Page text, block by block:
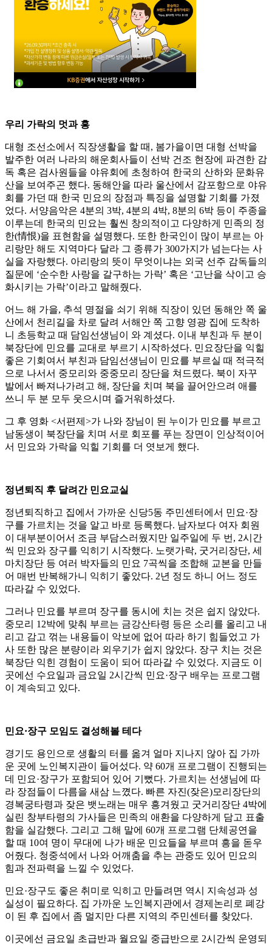
우리 가락의 멋과 흥
대형 조선소에서 직장생활을 할 때, 봄가을이면 대형 선박을
발주한 여러 나라의 해운회사들이 선박 건조 현장에 파견한 감
독 혹은 검사원들을 야유회에 초청하여 한국의 산하와 문화유
산을 보여주곤 했다. 동해안을 따라 울산에서 감포항으로 야유
회를 가던 때 한국 민요의 장점과 특징을 설명할 기회를 가졌
었다. 서양음악은 4분의 3박, 4분의 4박, 8분의 6박 등이 주종을
이루는데 한국의 민요는 훨씬 창의적이고 다양하게 민족의 정
한(情恨)을 표현함을 설명했다. 또한 한국인이 많이 부르는 아
리랑만 해도 지역마다 달라 그 종류가 300가지가 넘는다는 사
실을 자랑했다. 아리랑의 뜻이 무엇이냐는 외국 선주 감독들의
질문에 ‘순수한 사랑을 갈구하는 가락’ 혹은 ‘고난을 삭이고 승
화시키는 가락’이라고 말해줬다.
어느 해 가을, 추석 명절을 쇠기 위해 직장이 있던 동해안 쪽 울
산에서 천리길을 차로 달려 서해안 쪽 고향 영광 집에 도착하
니 초등학교 때 담임선생님이 와 계셨다. 이내 부친과 두 분이
북장단에 민요를 교대로 부르기 시작하셨다. 민요장단을 익힐
좋은 기회여서 부친과 담임선생님이 민요를 부르실 때 적극적
으로 나서서 중모리와 중중모리 장단을 쳐드렸다. 북이 자꾸
발에서 빠져나가려고 해, 장단을 치며 북을 끌어안으려 애를
쓰니 두 분 모두 웃으시며 즐거워하셨다.
그 후 영화 <서편제>가 나와 장님이 된 누이가 민요를 부르고
남동생이 북장단을 치며 서로 회포를 푸는 장면이 인상적이어
서 민요와 가락을 익힐 기회를 더 엿보게 했다.
정년퇴직 후 달려간 민요교실
정년퇴직하고 집에서 가까운 신당5동 주민센터에서 민요·장
구를 가르치는 것을 알고 바로 등록했다. 남자보다 여자 회원
이 대부분이어서 조금 부담스러웠지만 일주일에 두 번, 2시간
씩 민요와 장구를 익히기 시작했다. 노랫가락, 굿거리장단, 세
마치장단 등 여러 박자들의 민요 7곡씩을 조합해 교본을 만들
어 매번 반복해가니 익히기 좋았다. 2년 정도 하니 어느 정도
따라갈 수 있었다.
그러나 민요를 부르며 장구를 동시에 치는 것은 쉽지 않았다.
중모리 12박에 맞춰 부르는 금강산타령 등은 소리를 올리고 내
리고 감고 꺾는 내용들이 악보에 없어 따라 하기 힘들었고 가
사 또한 많은 분량이라 외우기가 쉽지 않았다. 장구 치는 것은
북장단 익힌 경험이 도움이 되어 따라갈 수 있었다. 지금도 이
곳에선 수요일과 금요일 2시간씩 민요·장구 배우는 프로그램
이 계속되고 있다.
민요·장구 모임도 결성해볼 테다
경기도 용인으로 생활의 터를 옮겨 얼마 지나지 않아 집 가까
운 곳에 노인복지관이 들어섰다. 약 60개 프로그램이 진행되는
데 민요·장구가 포함되어 있어 기뻤다. 가르치는 선생님에 따
라 장점들이 다름을 새삼 느꼈다. 빠른 자진(잦은)모리장단의
경복궁타령과 잦은 뱃노래는 매우 흥겨웠고 굿거리장단 4박에
실린 창부타령의 가사들은 민족의 애환을 다양하게 담고 표출
함을 실감했다. 그리고 그해 말에 60개 프로그램 단체공연을
할 때 10여 명이 무대에 나가 배운 민요들을 부르며 흥을 돋우
어줬다. 청중석에서 나와 어깨춤을 추는 관중도 있어 민요의
힘과 전파력을 느낄 수 있었다.
민요·장구도 좋은 취미로 익히고 만들려면 역시 지속성과 성
실성이 필요하다. 집 가까운 노인복지관에서 경제논리로 폐강
이 된 후 집에서 좀 멀지만 다른 지역의 주민센터를 찾았다.
이곳에선 금요일 초급반과 월요일 중급반으로 2시간씩 운영되